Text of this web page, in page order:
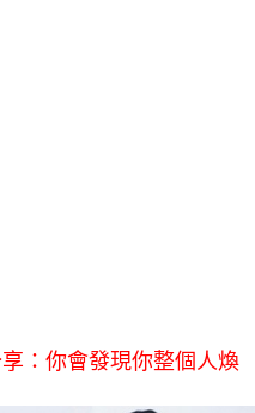
：你會發現你整個人煥